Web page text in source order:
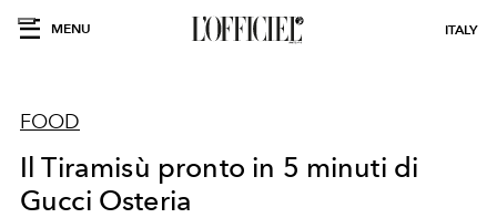
MENU ITALY
FOOD
Il Tiramisù pronto in 5 minuti di
Gucci Osteria